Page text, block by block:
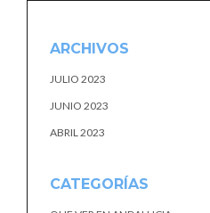
ARCHIVOS
JULIO 2023
JUNIO 2023
ABRIL 2023
CATEGORÍAS